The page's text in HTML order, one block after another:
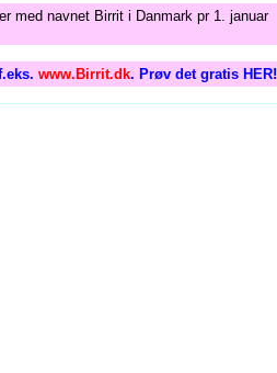
med navnet Birrit i Danmark pr 1. januar
www.Birrit.dk. Prøv det gratis HER!